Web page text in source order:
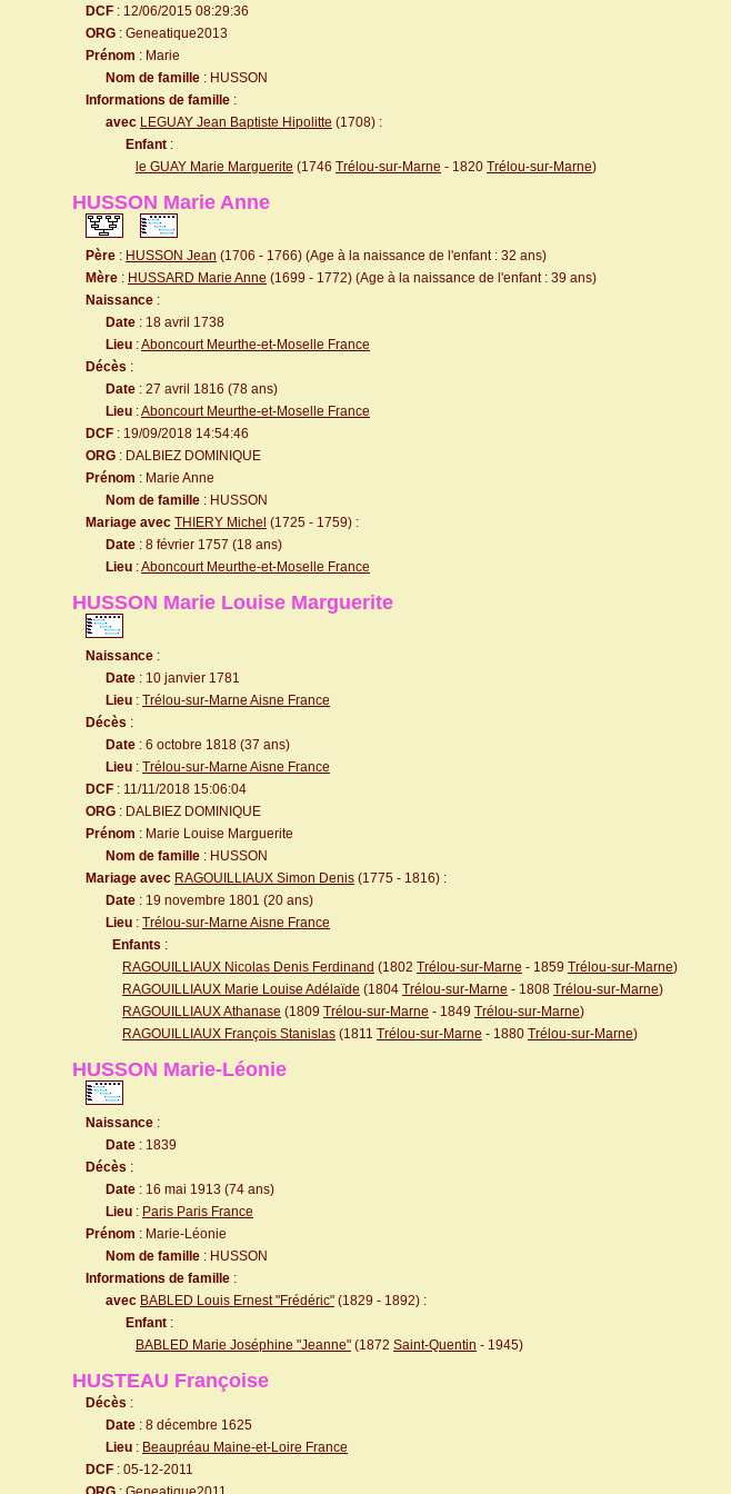
DCF : 12/06/2015 08:29:36
ORG : Geneatique2013
Prénom : Marie
Nom de famille : HUSSON
Informations de famille :
avec LEGUAY Jean Baptiste Hipolitte (1708) :
Enfant :
le GUAY Marie Marguerite (1746 Trélou-sur-Marne - 1820 Trélou-sur-Marne)
HUSSON Marie Anne
Père : HUSSON Jean (1706 - 1766) (Age à la naissance de l'enfant : 32 ans)
Mère : HUSSARD Marie Anne (1699 - 1772) (Age à la naissance de l'enfant : 39 ans)
Naissance :
Date : 18 avril 1738
Lieu :Aboncourt Meurthe-et-Moselle France
Décès :
Date : 27 avril 1816 (78 ans)
Lieu :Aboncourt Meurthe-et-Moselle France
DCF : 19/09/2018 14:54:46
ORG : DALBIEZ DOMINIQUE
Prénom : Marie Anne
Nom de famille : HUSSON
Mariage avec THIERY Michel (1725 - 1759) :
Date : 8 février 1757 (18 ans)
Lieu :Aboncourt Meurthe-et-Moselle France
HUSSON Marie Louise Marguerite
Naissance :
Date : 10 janvier 1781
Lieu : Trélou-sur-Marne Aisne France
Décès :
Date : 6 octobre 1818 (37 ans)
Lieu : Trélou-sur-Marne Aisne France
DCF : 11/11/2018 15:06:04
ORG : DALBIEZ DOMINIQUE
Prénom : Marie Louise Marguerite
Nom de famille : HUSSON
Mariage avec RAGOUILLIAUX Simon Denis (1775 - 1816) :
Date : 19 novembre 1801 (20 ans)
Lieu : Trélou-sur-Marne Aisne France
Enfants :
RAGOUILLIAUX Nicolas Denis Ferdinand (1802 Trélou-sur-Marne - 1859 Trélou-sur-Marne)
RAGOUILLIAUX Marie Louise Adélaïde (1804 Trélou-sur-Marne - 1808 Trélou-sur-Marne)
RAGOUILLIAUX Athanase (1809 Trélou-sur-Marne - 1849 Trélou-sur-Marne)
RAGOUILLIAUX François Stanislas (1811 Trélou-sur-Marne - 1880 Trélou-sur-Marne)
HUSSON Marie-Léonie
Naissance :
Date : 1839
Décès :
Date : 16 mai 1913 (74 ans)
Lieu : Paris Paris France
Prénom : Marie-Léonie
Nom de famille : HUSSON
Informations de famille :
avec BABLED Louis Ernest "Frédéric" (1829 - 1892) :
Enfant :
BABLED Marie Joséphine "Jeanne" (1872 Saint-Quentin - 1945)
HUSTEAU Françoise
Décès :
Date : 8 décembre 1625
Lieu : Beaupréau Maine-et-Loire France
DCF : 05-12-2011